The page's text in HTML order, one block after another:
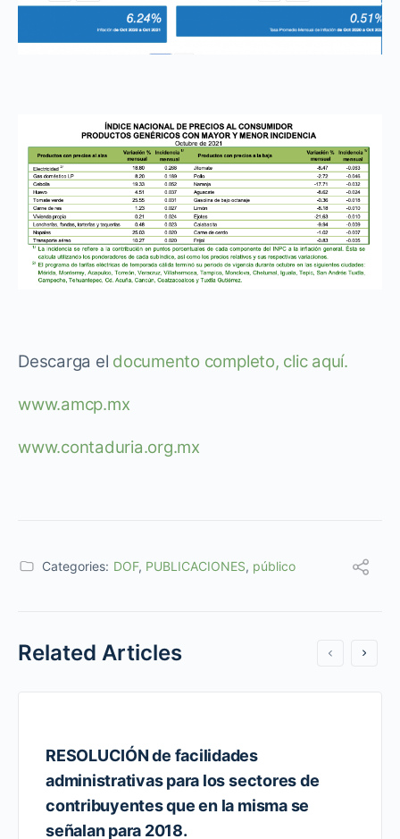
Descarga el documento completo, clic aquí.
www.amcp.mx
www.contaduria.org.mx
Categories: DOF, PUBLICACIONES, público
Related Articles
RESOLUCIÓN de facilidades
administrativas para los sectores de
contribuyentes que en la misma se
señalan para 2018.